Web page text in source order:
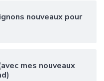
nouveaux pour
mes nouveaux